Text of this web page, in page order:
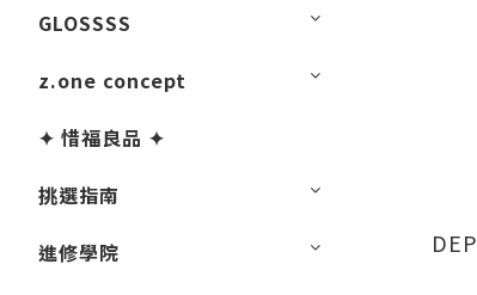
GLOSSSS
z.one concept
✦ 惜福良品 ✦
挑選指南
進修學院